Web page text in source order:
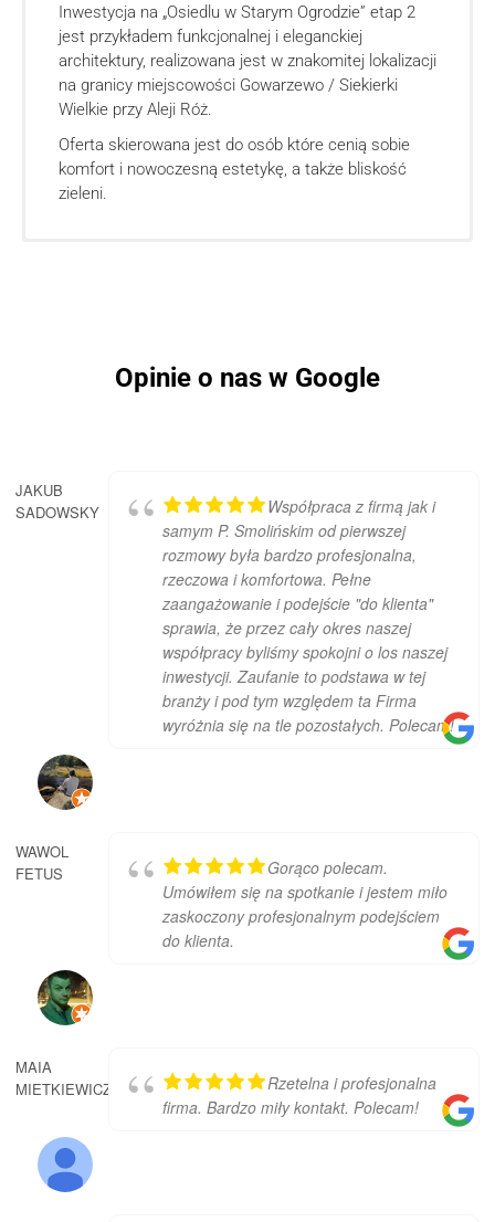
Inwestycja na „Osiedlu w Starym Ogrodzie” etap 2
jest przykładem funkcjonalnej i eleganckiej
architektury, realizowana jest w znakomitej lokalizacji
na granicy miejscowości Gowarzewo / Siekierki
Wielkie przy Aleji Róż.
Oferta skierowana jest do osób które cenią sobie
komfort i nowoczesną estetykę, a także bliskość
zieleni.
ogrzewanie podłogowe parter
instalacja elektryczna podtynkowa
zakończona puszką
instalacja sat-TV
instalacja wodno -kanalizacyjna
instalacja centralnego ogrzewania + piec CO
,grzejniki piętro ( ogrzewanie podłogowe
ściany wewnętrzne wykończone tynkiem
miejsca parkingowe
Opinie o nas w Google
Współpraca z firmą jak i
samym P. Smolińskim od pierwszej
rozmowy była bardzo profesjonalna,
rzeczowa i komfortowa. Pełne
zaangażowanie i podejście "do klienta"
sprawia, że przez cały okres naszej
współpracy byliśmy spokojni o los naszej
inwestycji. Zaufanie to podstawa w tej
branży i pod tym względem ta Firma
wyróżnia się na tle pozostałych. Polecam!
JAKUB
SADOWSKY
Gorąco polecam.
Umówiłem się na spotkanie i jestem miło
zaskoczony profesjonalnym podejściem
do klienta.
WAWOL
FETUS
Rzetelna i profesjonalna
firma. Bardzo miły kontakt. Polecam!
MAIA
MIETKIEWICZ